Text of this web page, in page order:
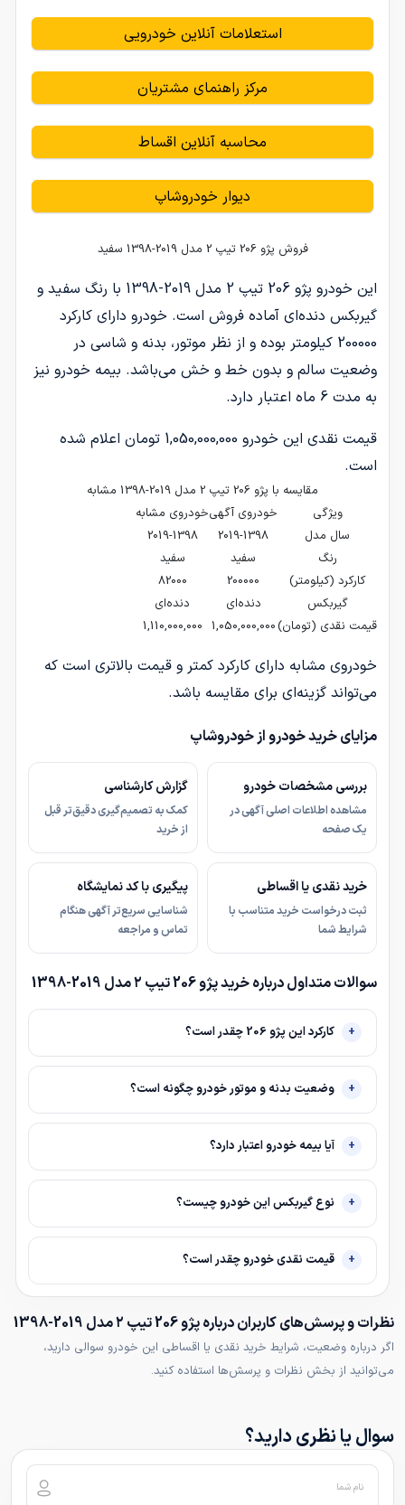
استعلامات آنلاین خودرویی
مرکز راهنمای مشتریان
محاسبه آنلاین اقساط
دیوار خودروشاپ
فروش پژو 206 تیپ 2 مدل 2019-1398 سفید
این خودرو پژو 206 تیپ 2 مدل 2019-1398 با رنگ سفید و
گیربکس دنده‌ای آماده فروش است. خودرو دارای کارکرد
200000 کیلومتر بوده و از نظر موتور، بدنه و شاسی در
وضعیت سالم و بدون خط و خش می‌باشد. بیمه خودرو نیز
به مدت 6 ماه اعتبار دارد.
قیمت نقدی این خودرو 1,050,000,000 تومان اعلام شده
است.
مقایسه با پژو 206 تیپ 2 مدل 2019-1398 مشابه
ویژگی
خودروی آگهیخودروی مشابه
سال مدل
2019-1398
2019-1398
رنگ
سفید
سفید
کارکرد (کیلومتر)
200000
82000
گیربکس
دنده‌ای
دنده‌ای
قیمت نقدی (تومان)1,050,000,000
1,110,000,000
خودروی مشابه دارای کارکرد کمتر و قیمت بالاتری است که
می‌تواند گزینه‌ای برای مقایسه باشد.
مزایای خرید خودرو از خودروشاپ
بررسی مشخصات خودرو
مشاهده اطلاعات اصلی آگهی در
یک صفحه
گزارش کارشناسی
کمک به تصمیم‌گیری دقیق‌تر قبل
از خرید
خرید نقدی یا اقساطی
ثبت درخواست خرید متناسب با
شرایط شما
پیگیری با کد نمایشگاه
شناسایی سریع‌تر آگهی هنگام
تماس و مراجعه
سوالات متداول درباره خرید پژو 206 تیپ ۲ مدل 2019-1398
کارکرد این پژو 206 چقدر است؟
وضعیت بدنه و موتور خودرو چگونه است؟
آیا بیمه خودرو اعتبار دارد؟
نوع گیربکس این خودرو چیست؟
قیمت نقدی خودرو چقدر است؟
نظرات و پرسش‌های کاربران درباره پژو 206 تیپ ۲ مدل 2019-1398
اگر درباره وضعیت، شرایط خرید نقدی یا اقساطی این خودرو سوالی دارید،
می‌توانید از بخش نظرات و پرسش‌ها استفاده کنید.
سوال یا نظری دارید؟
نام شما